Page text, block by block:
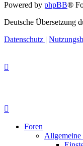
Powered by phpBB®
Deutsche Übersetzung
Datenschutz |
Foren
Allgemeine